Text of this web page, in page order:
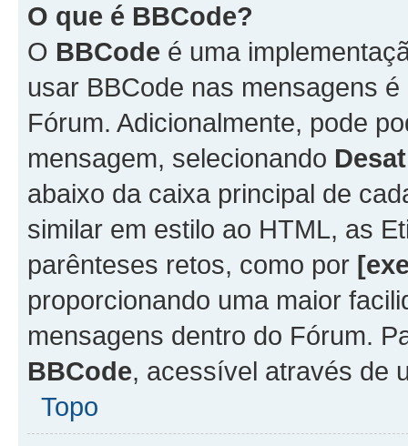
O que é BBCode?
O BBCode é uma
usar BBCode nas mensagens
Fórum. Adicionalmente, pode
mensagem, selecionando
abaixo da caixa principal de
similar em estilo ao HTML, as
parênteses retos, como por
proporcionando uma maior
mensagens dentro do Fórum.
BBCode, acessível através de
Topo